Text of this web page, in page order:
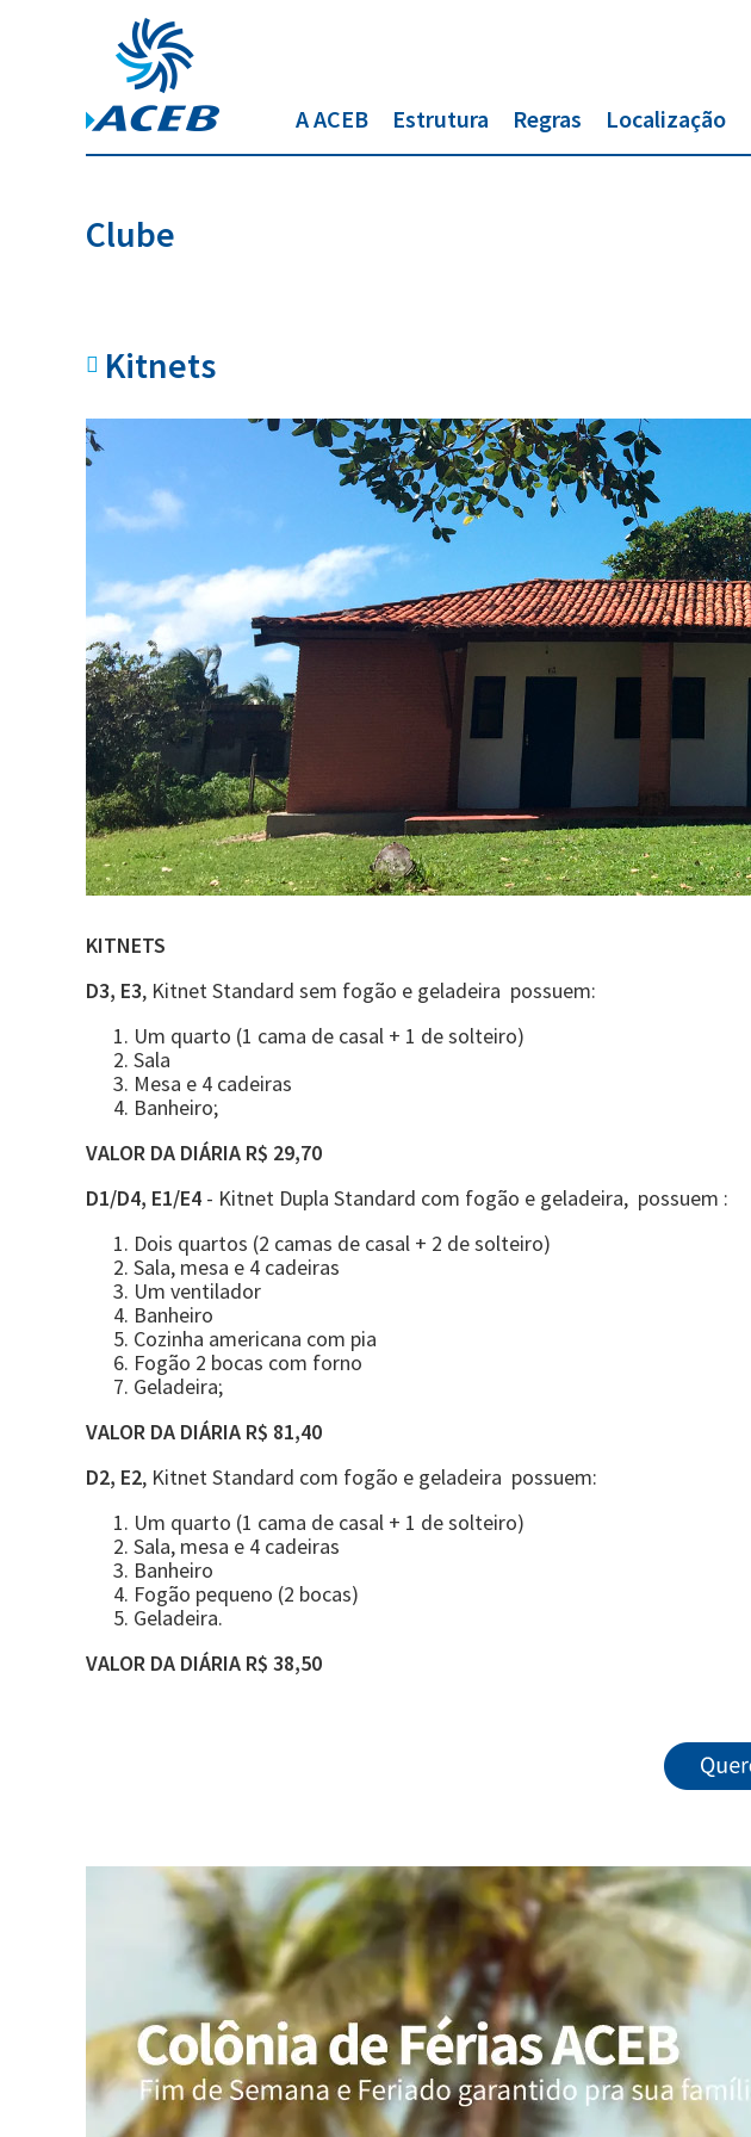
A ACEB Estrutura Regras Localização
Clube
Kitnets
KITNETS
D3, E3, Kitnet Standard sem fogão e geladeira possuem:
Um quarto (1 cama de casal + 1 de solteiro)
Sala
Mesa e 4 cadeiras
Banheiro;
VALOR DA DIÁRIA R$ 29,70
D1/D4, E1/E4 - Kitnet Dupla Standard com fogão e geladeira, possuem :
Dois quartos (2 camas de casal + 2 de solteiro)
Sala, mesa e 4 cadeiras
Um ventilador
Banheiro
Cozinha americana com pia
Fogão 2 bocas com forno
Geladeira;
VALOR DA DIÁRIA R$ 81,40
D2, E2, Kitnet Standard com fogão e geladeira possuem:
Um quarto (1 cama de casal + 1 de solteiro)
Sala, mesa e 4 cadeiras
Banheiro
Fogão pequeno (2 bocas)
Geladeira.
VALOR DA DIÁRIA R$ 38,50